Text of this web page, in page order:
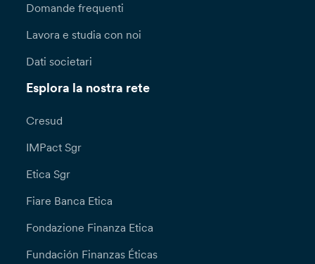
Domande frequenti
Lavora e studia con noi
Dati societari
Esplora la nostra rete
Cresud
IMPact Sgr
Etica Sgr
Fiare Banca Etica
Fondazione Finanza Etica
Fundación Finanzas Éticas